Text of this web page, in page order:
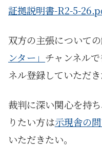
証拠説明書-R2-5-
双方の主張について
ンター」 チャンネル
ネル登録していただき
裁判に深い関心を持
りたい方は示現舎の
いただきたい。